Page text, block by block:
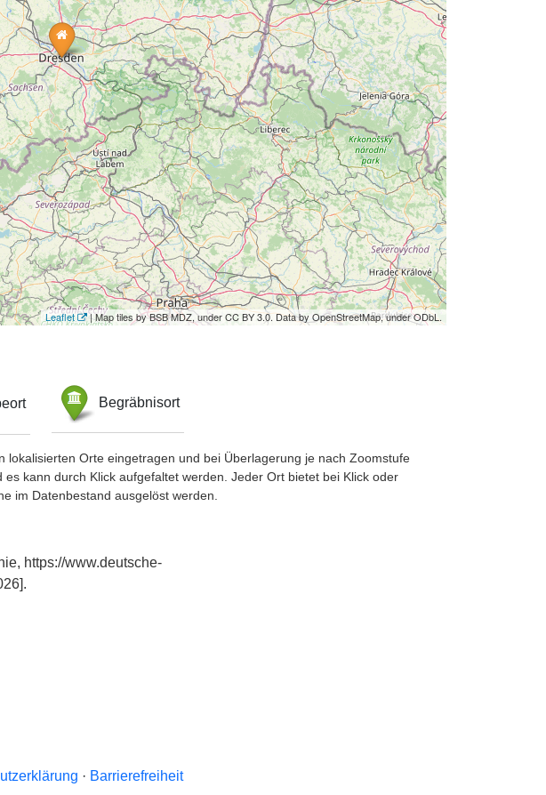
Leaflet | Map tiles by BSB MDZ, under CC BY 3.0. Data by OpenStreetMap, under ODbL.
Begräbnisort
Orte eingetragen und bei Überlagerung je nach Zoomstufe
kann durch Klick aufgefaltet werden. Jeder Ort bietet bei Klick oder
im Datenbestand ausgelöst werden.
https://www.deutsche-
· Barrierefreiheit